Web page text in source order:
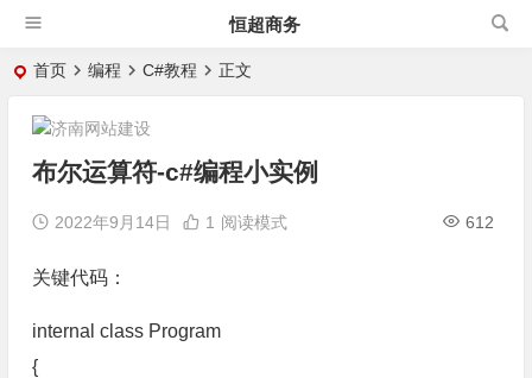
恒超商务
首页 编程 C#教程 正文
布尔运算符-c#编程小实例
2022年9月14日 612
1 阅读模式
关键代码：
internal class Program
{